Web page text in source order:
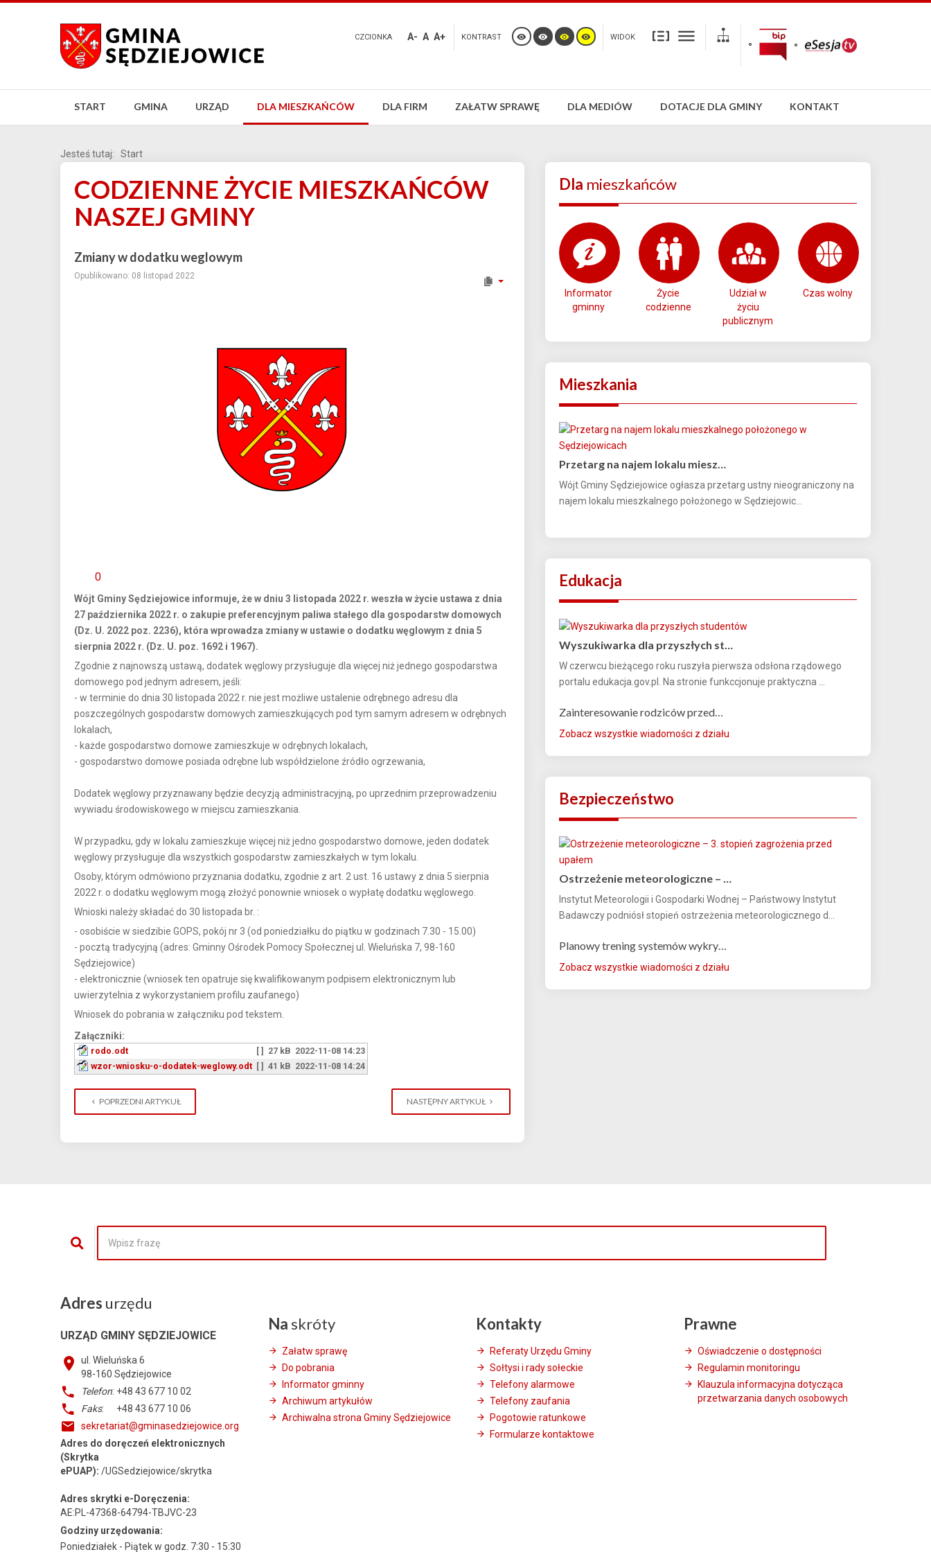
CZCIONKA A- A A+ KONTRAST WIDOK
START GMINA URZĄD DLA MIESZKAŃCÓW DLA FIRM ZAŁATW SPRAWĘ DLA MEDIÓW DOTACJE DLA GMINY KONTAKT
Jesteś tutaj: Start
CODZIENNE ŻYCIE MIESZKAŃCÓW
NASZEJ GMINY
Zmiany w dodatku weglowym
Opublikowano: 08 listopad 2022
0
Wójt Gminy Sędziejowice informuje, że w dniu 3 listopada 2022 r. weszła w życie ustawa z dnia
27 października 2022 r. o zakupie preferencyjnym paliwa stałego dla gospodarstw domowych
(Dz. U. 2022 poz. 2236), która wprowadza zmiany w ustawie o dodatku węglowym z dnia 5
sierpnia 2022 r. (Dz. U. poz. 1692 i 1967).
Zgodnie z najnowszą ustawą, dodatek węglowy przysługuje dla więcej niż jednego gospodarstwa
domowego pod jednym adresem, jeśli:
- w terminie do dnia 30 listopada 2022 r. nie jest możliwe ustalenie odrębnego adresu dla
poszczególnych gospodarstw domowych zamieszkujących pod tym samym adresem w odrębnych
lokalach,
- każde gospodarstwo domowe zamieszkuje w odrębnych lokalach,
- gospodarstwo domowe posiada odrębne lub współdzielone źródło ogrzewania,
Dodatek węglowy przyznawany będzie decyzją administracyjną, po uprzednim przeprowadzeniu
wywiadu środowiskowego w miejscu zamieszkania.
W przypadku, gdy w lokalu zamieszkuje więcej niż jedno gospodarstwo domowe, jeden dodatek
węglowy przysługuje dla wszystkich gospodarstw zamieszkałych w tym lokalu.
Osoby, którym odmówiono przyznania dodatku, zgodnie z art. 2 ust. 16 ustawy z dnia 5 sierpnia
2022 r. o dodatku węglowym mogą złożyć ponownie wniosek o wypłatę dodatku węglowego.
Wnioski należy składać do 30 listopada br. :
- osobiście w siedzibie GOPS, pokój nr 3 (od poniedziałku do piątku w godzinach 7.30 - 15.00)
- pocztą tradycyjną (adres: Gminny Ośrodek Pomocy Społecznej ul. Wieluńska 7, 98-160
Sędziejowice)
- elektronicznie (wniosek ten opatruje się kwalifikowanym podpisem elektronicznym lub
uwierzytelnia z wykorzystaniem profilu zaufanego)
Wniosek do pobrania w załączniku pod tekstem.
Załączniki:
rodo.odt [ ] 27 kB 2022-11-08 14:23
wzor-wniosku-o-dodatek-weglowy.odt [ ] 41 kB 2022-11-08 14:24
POPRZEDNI ARTYKUŁ NASTĘPNY ARTYKUŁ
Dla mieszkańców
Informator
gminny
Życie
codzienne
Udział w
życiu
publicznym
Czas wolny
Mieszkania
Przetarg na najem lokalu miesz…
Wójt Gminy Sędziejowice ogłasza przetarg ustny nieograniczony na
najem lokalu mieszkalnego położonego w Sędziejowic...
Edukacja
Wyszukiwarka dla przyszłych st…
W czerwcu bieżącego roku ruszyła pierwsza odsłona rządowego
portalu edukacja.gov.pl. Na stronie funkccjonuje praktyczna ...
Zainteresowanie rodziców przed…
Zobacz wszystkie wiadomości z działu
Bezpieczeństwo
Ostrzeżenie meteorologiczne – …
Instytut Meteorologii i Gospodarki Wodnej – Państwowy Instytut
Badawczy podniósł stopień ostrzeżenia meteorologicznego d...
Planowy trening systemów wykry…
Zobacz wszystkie wiadomości z działu
Adres urzędu
URZĄD GMINY SĘDZIEJOWICE
ul. Wieluńska 6
98-160 Sędziejowice
Telefon: +48 43 677 10 02
Faks: +48 43 677 10 06
sekretariat@gminasedziejowice.org
Adres do doręczeń elektronicznych
(Skrytka
ePUAP): /UGSedziejowice/skrytka
Adres skrytki e-Doręczenia:
AE:PL-47368-64794-TBJVC-23
Godziny urzędowania:
Poniedziałek - Piątek w godz. 7:30 - 15:30
Na skróty
Załatw sprawę
Do pobrania
Informator gminny
Archiwum artykułów
Archiwalna strona Gminy Sędziejowice
Kontakty
Referaty Urzędu Gminy
Sołtysi i rady sołeckie
Telefony alarmowe
Telefony zaufania
Pogotowie ratunkowe
Formularze kontaktowe
Prawne
Oświadczenie o dostępności
Regulamin monitoringu
Klauzula informacyjna dotycząca
przetwarzania danych osobowych